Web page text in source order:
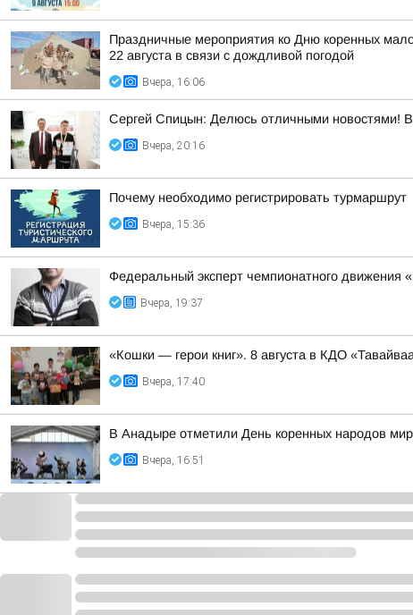
Праздничные мероприятия ко Дню коренных
22 августа в связи с дождливой погодой
Вчера, 16:06
Сергей Спицын: Делюсь отличными новостями!
Вчера, 20:16
Почему необходимо регистрировать турмаршрут
Вчера, 15:36
Федеральный эксперт чемпионатного движения
Вчера, 19:37
«Кошки — герои книг». 8 августа в КДО
Вчера, 17:40
В Анадыре отметили День коренных народов
Вчера, 16:51